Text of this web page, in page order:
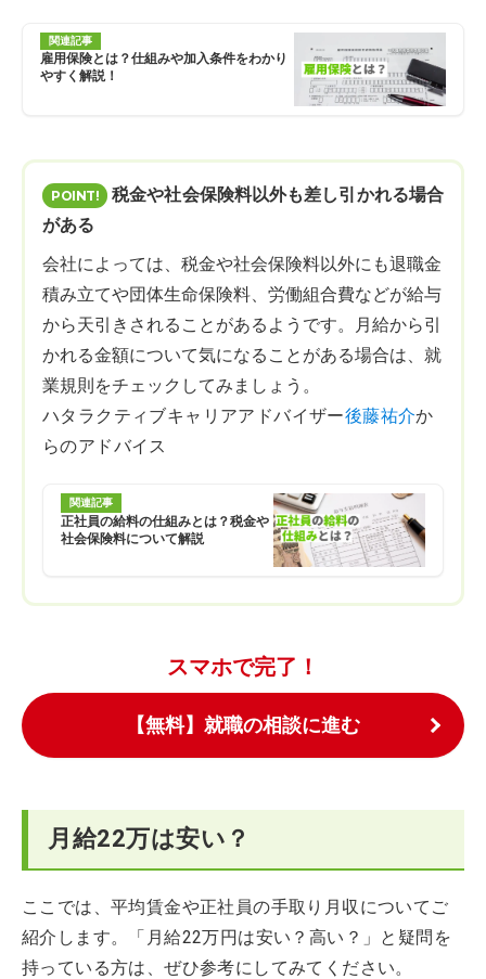
関連記事
雇用保険とは？仕組みや加入条件をわかり
やすく解説！
税金や社会保険料以外も差し引かれる場合
がある
会社によっては、税金や社会保険料以外にも退職金
積み立てや団体生命保険料、労働組合費などが給与
から天引きされることがあるようです。月給から引
かれる金額について気になることがある場合は、就
業規則をチェックしてみましょう。
ハタラクティブキャリアアドバイザー後藤祐介か
らのアドバイス
関連記事
正社員の給料の仕組みとは？税金や
社会保険料について解説
スマホで完了！
【無料】就職の相談に進む
月給22万は安い？
ここでは、平均賃金や正社員の手取り月収についてご
紹介します。「月給22万円は安い？高い？」と疑問を
持っている方は、ぜひ参考にしてみてください。